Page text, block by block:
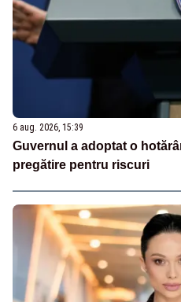
6 aug. 2026, 15:39
Guvernul a adoptat o
pregătire pentru riscuri